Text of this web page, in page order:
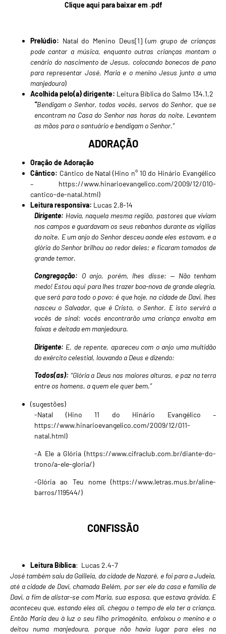
Clique aqui para baixar em .pdf
Prelúdio: Natal do Menino Deus[1](um grupo de crianças
pode cantar a música, enquanto outras crianças montam o
cenário do nascimento de Jesus, colocando bonecos de pano
para representar José, Maria e o menino Jesus junto a uma
manjedoura)
Acolhida pelo(a) dirigente: Leitura Bíblica do Salmo 134.1,2
“Bendigam o Senhor, todos vocês, servos do Senhor, que se
encontram na Casa do Senhor nas horas da noite. Levantem
as mãos para o santuário e bendigam o Senhor.”
ADORAÇÃO
Oração de Adoração
Cântico: Cântico de Natal (Hino n° 10 do Hinário Evangélico
– https://www.hinarioevangelico.com/2009/12/010-
cantico-de-natal.html)
Leitura responsiva: Lucas 2.8-14
Dirigente: Havia, naquela mesma região, pastores que viviam
nos campos e guardavam os seus rebanhos durante as vigílias
da noite. E um anjo do Senhor desceu aonde eles estavam, e a
glória do Senhor brilhou ao redor deles; e ficaram tomados de
grande temor.
Congregação: O anjo, porém, lhes disse: — Não tenham
medo! Estou aqui para lhes trazer boa-nova de grande alegria,
que será para todo o povo: é que hoje, na cidade de Davi, lhes
nasceu o Salvador, que é Cristo, o Senhor. E isto servirá a
vocês de sinal: vocês encontrarão uma criança envolta em
faixas e deitada em manjedoura.
Dirigente: E, de repente, apareceu com o anjo uma multidão
do exército celestial, louvando a Deus e dizendo:
Todos(as): “Glória a Deus nas maiores alturas, e paz na terra
entre os homens, a quem ele quer bem.”
(sugestões)
-Natal (Hino 11 do Hinário Evangélico –
https://www.hinarioevangelico.com/2009/12/011-
natal.html)
-A Ele a Glória (https://www.cifraclub.com.br/diante-do-
trono/a-ele-gloria/)
-Glória ao Teu nome (https://www.letras.mus.br/aline-
barros/119544/)
CONFISSÃO
Leitura Bíblica: Lucas 2.4-7
José também saiu da Galileia, da cidade de Nazaré, e foi para a Judeia,
até a cidade de Davi, chamada Belém, por ser ele da casa e família de
Davi, a fim de alistar-se com Maria, sua esposa, que estava grávida. E
aconteceu que, estando eles ali, chegou o tempo de ela ter a criança.
Então Maria deu à luz o seu filho primogênito, enfaixou o menino e o
deitou numa manjedoura, porque não havia lugar para eles na